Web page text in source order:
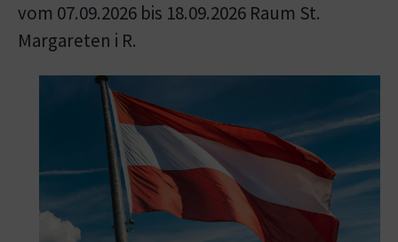
vom 07.09.2026 bis 18.09.2026 Raum St.
Margareten i R.